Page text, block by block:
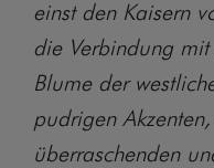
einst den Kaisern
die Verbindung
Blume der
pudrigen
überraschenden